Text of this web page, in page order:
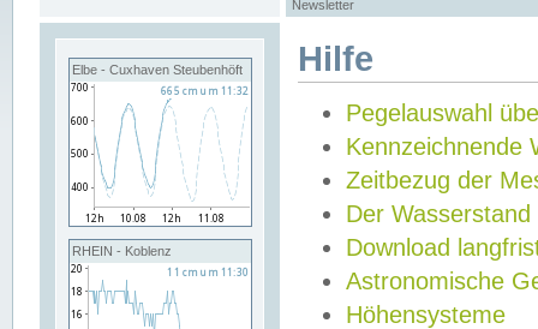
Newsletter
Elbe - Cuxhaven Steubenhöft
RHEIN - Koblenz
Hilfe
Pegelauswahl
Kennzeichnende
Zeitbezug der
Der Wasserstand
Download
Astronomische
Höhensysteme